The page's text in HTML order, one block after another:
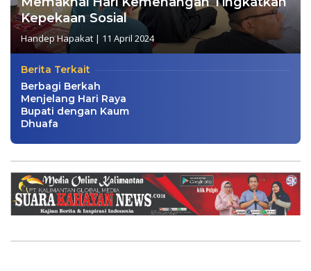
Kepekaan Sosial
Handep Hapakat | 11 April 2024
Berita Terkait
Berbagi Berkah
Menjelang Hari Raya
Bupati dengan Kaum
Dhuafa